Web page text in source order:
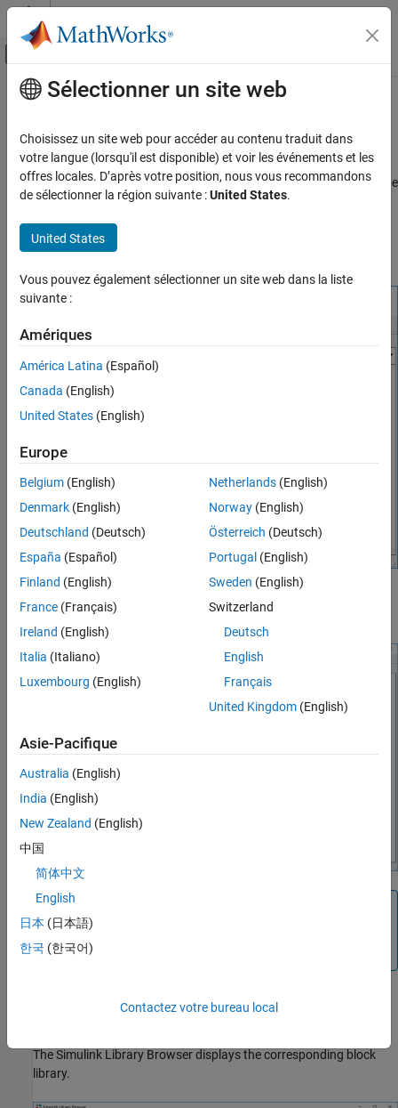
Passer au contenu
Activer/désactiver l'affichage du menu
Accueil de la documentation
STM32 Microcontroller Blockset
STM32 MBED Based Boards
STMicroelectronics Discovery Boards
Modeling
Open Block Library for STM32
Microcontroller Blockset
Contenu principal
Open Block Library for
Microcontroller Blockset
After installingSTM32™ Microcontroller Blockset, you can open the
block library forSTM32 Microcontroller Blockset
At the MATLAB
STM32 Microcontroller Blockset.
Note
Rapid Accelerator simulation is not supported by
Microcontroller Blockset
The Simulink Library Browser displays the corresponding block
library.
Sélectionner un site web
Choisissez un site web pour accéder au contenu traduit dans
votre langue (lorsqu'il est disponible) et voir les événements et les
offres locales. D’après votre position, nous vous recommandons
de sélectionner la région suivante :United States.
United States
Vous pouvez également sélectionner un site web dans la liste
suivante :
Amériques
América Latina (Español)
Canada (English)
United States (English)
Europe
Belgium (English)
Denmark (English)
Deutschland (Deutsch)
España (Español)
Finland (English)
France (Français)
Ireland (English)
Italia (Italiano)
Luxembourg (English)
Netherlands(English)
Norway(English)
Österreich (Deutsch)
Portugal (English)
Sweden (English)
Switzerland
Deutsch
English
Français
United Kingdom(English)
Asie-Pacifique
Australia (English)
India (English)
New Zealand (English)
中国
简体中文
English
日本 (日本語)
한국 (한국어)
Contactez votre bureau local